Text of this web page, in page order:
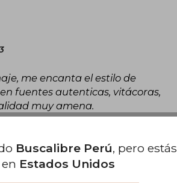
me encanta el estilo de
fuentes autenticas, vitácoras,
muy amena.
Buscalibre Perú, pero estás
en Estados Unidos